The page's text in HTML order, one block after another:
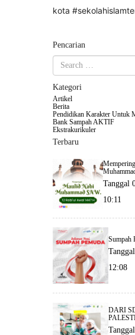
kota
Pencarian
Kategori
Artikel
Berita
Pendidikan Karakter Untuk
Bank Sampah AKTIF
Ekstrakurikuler
Terbaru
Tanggal
10:11
Sumpah
12:08
DARI